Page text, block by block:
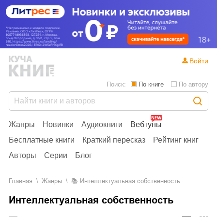
Жанры Новинки Аудиокниги
Вебтуны
Бесплатные книги
Краткий пересказ
Рейтинг книг
Авторы
Серии Блог
Поиск: По книге По автору
Войти
Главная Жанры Интеллектуальная собственность
Интеллектуальная собственность